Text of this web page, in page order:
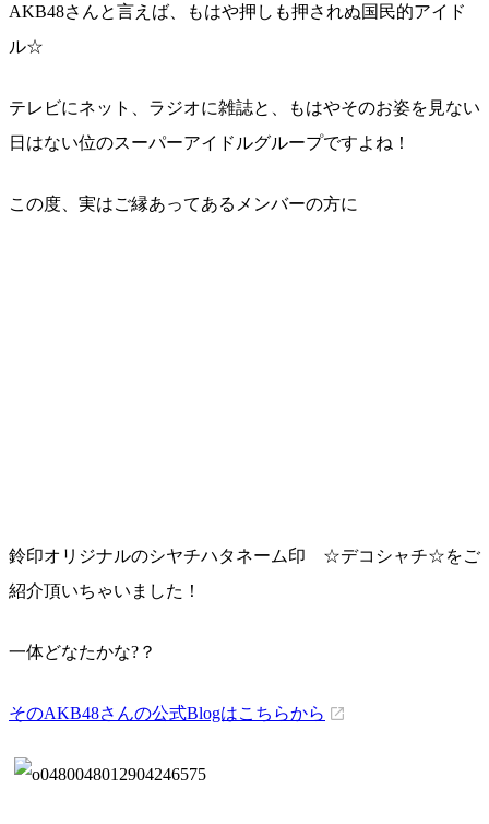
AKB48さんと言えば、もはや押しも押されぬ国民的アイド
ル☆
テレビにネット、ラジオに雑誌と、もはやそのお姿を見ない
日はない位のスーパーアイドルグループですよね！
この度、実はご縁あってあるメンバーの方に
鈴印オリジナルのシヤチハタネーム印 ☆デコシャチ☆をご
紹介頂いちゃいました！
一体どなたかな?？
そのAKB48さんの公式Blogはこちらから